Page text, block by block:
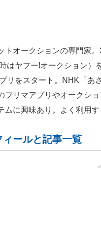
トオークションの専門家
はヤフー!オークション）
リをスタート。NHK「あ
フリマアプリやオークシ
ムに興味あり。よく利用す
ールと記事一覧